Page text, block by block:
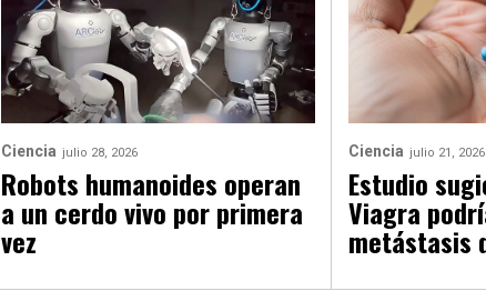
Ciencia julio 28, 2026
Robots humanoides operan
a un cerdo vivo por primera
vez
Ciencia julio 21, 2026
Estudio
Viagra
metástasis